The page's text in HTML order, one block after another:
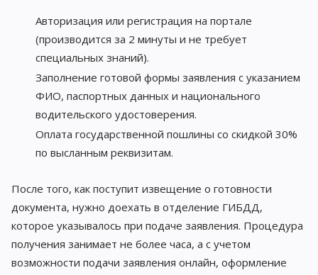
Авторизация или регистрация на портале
(производится за 2 минуты и не требует
специальных знаний).
Заполнение готовой формы заявления с указанием
ФИО, паспортных данных и национального
водительского удостоверения.
Оплата государственной пошлины со скидкой 30%
по высланным реквизитам.
После того, как поступит извещение о готовности
документа, нужно доехать в отделение ГИБДД,
которое указывалось при подаче заявления. Процедура
получения занимает не более часа, а с учетом
возможности подачи заявления онлайн, оформление